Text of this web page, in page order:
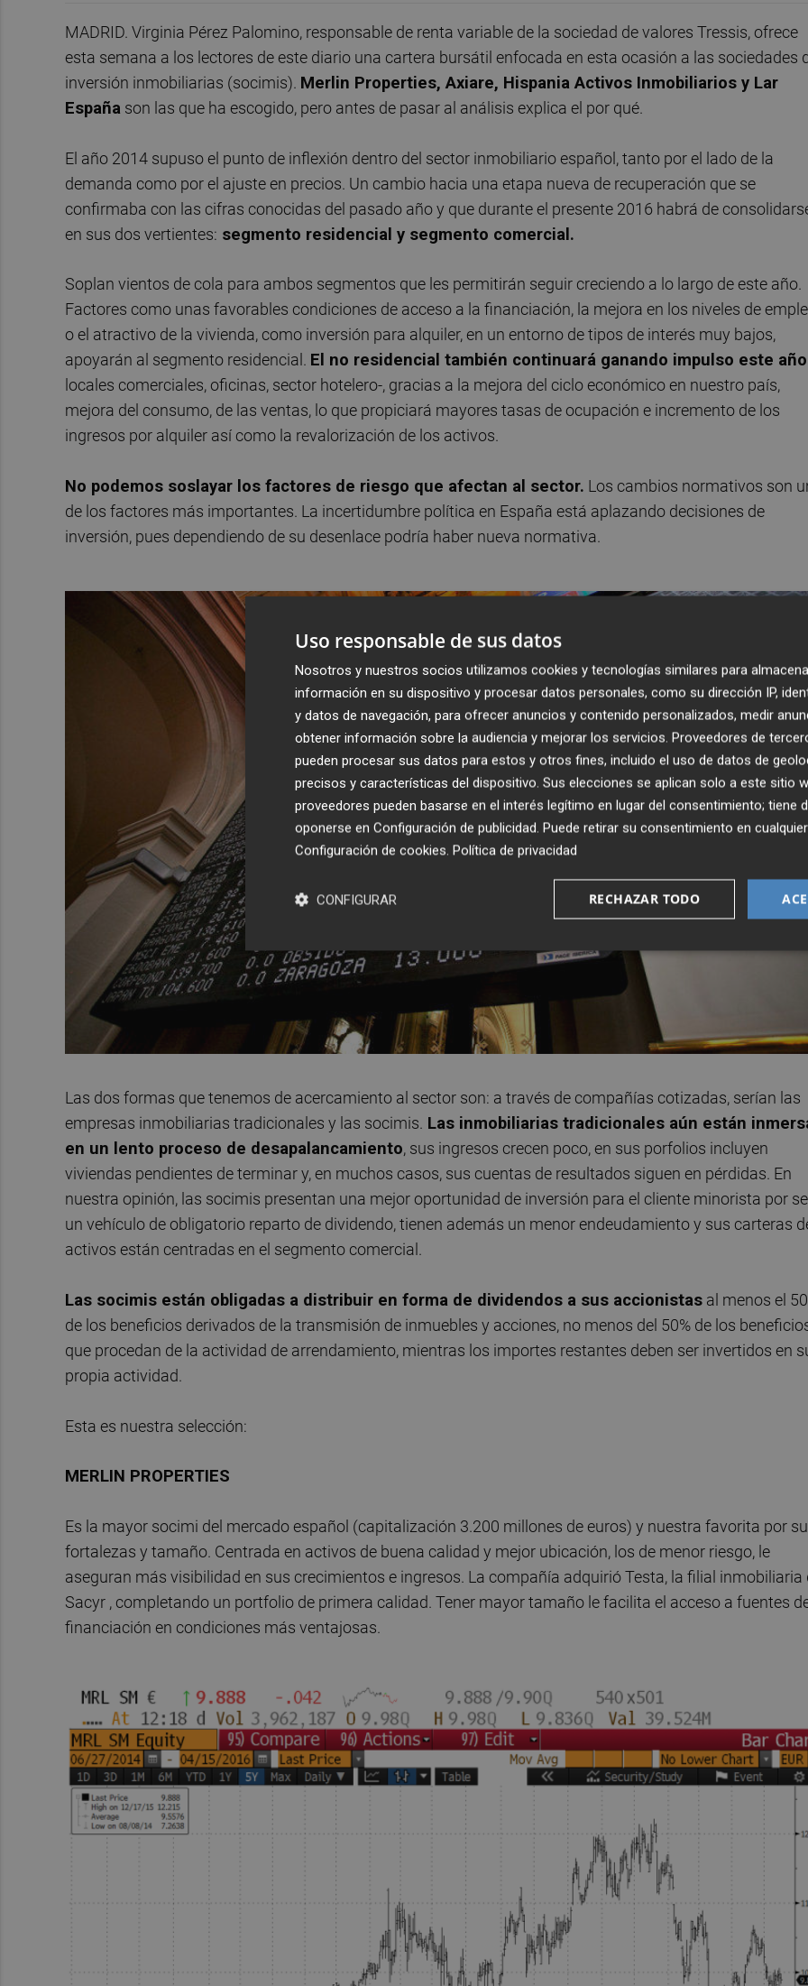
MADRID. Virginia Pérez Palomino, responsable de renta variable de la sociedad de valores Tressis, ofrece
esta semana a los lectores de este diario una cartera bursátil enfocada en esta ocasión a las sociedades
inversión inmobiliarias (socimis). Merlin Properties, Axiare, Hispania Activos Inmobiliarios y Lar
España son las que ha escogido, pero antes de pasar al análisis explica el por qué.
El año 2014 supuso el punto de inflexión dentro del sector inmobiliario español, tanto por el lado de la
demanda como por el ajuste en precios. Un cambio hacia una etapa nueva de recuperación que se
confirmaba con las cifras conocidas del pasado año y que durante el presente 2016 habrá de
en sus dos vertientes: segmento residencial y segmento comercial.
Soplan vientos de cola para ambos segmentos que les permitirán seguir creciendo a lo largo de este año.
Factores como unas favorables condiciones de acceso a la financiación, la mejora en los niveles de
o el atractivo de la vivienda, como inversión para alquiler, en un entorno de tipos de interés muy bajos,
apoyarán al segmento residencial. El no residencial también continuará ganando impulso este año
locales comerciales, oficinas, sector hotelero-, gracias a la mejora del ciclo económico en nuestro país,
mejora del consumo, de las ventas, lo que propiciará mayores tasas de ocupación e incremento de los
ingresos por alquiler así como la revalorización de los activos.
No podemos soslayar los factores de riesgo que afectan al sector. Los cambios normativos son
de los factores más importantes. La incertidumbre política en España está aplazando decisiones de
inversión, pues dependiendo de su desenlace podría haber nueva normativa.
Las dos formas que tenemos de acercamiento al sector son: a través de compañías cotizadas, serían las
empresas inmobiliarias tradicionales y las socimis. Las inmobiliarias tradicionales aún están
en un lento proceso de desapalancamiento, sus ingresos crecen poco, en sus porfolios incluyen
viviendas pendientes de terminar y, en muchos casos, sus cuentas de resultados siguen en pérdidas. En
nuestra opinión, las socimis presentan una mejor oportunidad de inversión para el cliente minorista por
un vehículo de obligatorio reparto de dividendo, tienen además un menor endeudamiento y sus carteras
activos están centradas en el segmento comercial.
Las socimis están obligadas a distribuir en forma de dividendos a sus accionistas al menos el
de los beneficios derivados de la transmisión de inmuebles y acciones, no menos del 50% de los
que procedan de la actividad de arrendamiento, mientras los importes restantes deben ser invertidos en
propia actividad.
Esta es nuestra selección:
MERLIN PROPERTIES
Es la mayor socimi del mercado español (capitalización 3.200 millones de euros) y nuestra favorita por
fortalezas y tamaño. Centrada en activos de buena calidad y mejor ubicación, los de menor riesgo, le
aseguran más visibilidad en sus crecimientos e ingresos. La compañía adquirió Testa, la filial inmobiliaria
Sacyr , completando un portfolio de primera calidad. Tener mayor tamaño le facilita el acceso a fuentes
financiación en condiciones más ventajosas.
Uso responsable de sus datos
Nosotros y nuestros socios utilizamos cookies y tecnologías similares para
información en su dispositivo y procesar datos personales, como su dirección IP,
y datos de navegación, para ofrecer anuncios y contenido personalizados, medir
obtener información sobre la audiencia y mejorar los servicios. Proveedores de
pueden procesar sus datos para estos y otros fines, incluido el uso de datos de
precisos y características del dispositivo. Sus elecciones se aplican solo a este sitio
proveedores pueden basarse en el interés legítimo en lugar del consentimiento; tiene
oponerse en Configuración de publicidad. Puede retirar su consentimiento en
Configuración de cookies. Política de privacidad
RECHAZAR TODO
CONFIGURAR